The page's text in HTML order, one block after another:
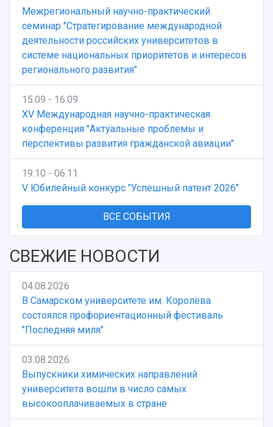
Межрегиональный научно-практический
семинар "Стратегирование международной
деятельности российских университетов в
системе национальных приоритетов и интересов
регионального развития"
15.09 - 16.09
XV Международная научно-практическая
конференция "Актуальные проблемы и
перспективы развития гражданской авиации"
19.10 - 06.11
V Юбилейный конкурс "Успешный патент 2026"
ВСЕ СОБЫТИЯ
СВЕЖИЕ НОВОСТИ
04.08.2026
В Самарском университете им. Королёва
состоялся профориентационный фестиваль
"Последняя миля"
03.08.2026
Выпускники химических направлений
университета вошли в число самых
высокооплачиваемых в стране